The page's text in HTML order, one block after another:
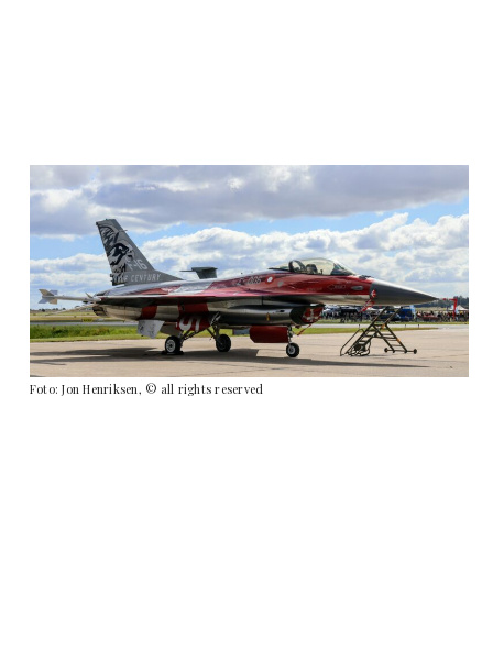
Foto: Jon Henriksen, © all rights reserved